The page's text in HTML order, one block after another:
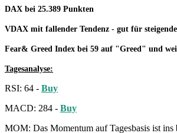
DAX bei 25.389 Punkten
VDAX mit fallender Tendenz - gut für
Fear& Greed Index bei 59 auf "Greed" und
Tagesanalyse:
RSI: 64 - Buy
MACD: 284 - Buy
MOM: Das Momentum auf Tagesbasis ist ins